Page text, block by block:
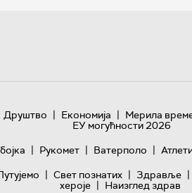
Друштво | Економија | Мерила
ЕУ могућности 2026
| Рукомет | Ватерполо |
| Свет познатих | Здравље |
хероје | Наизглед здрав